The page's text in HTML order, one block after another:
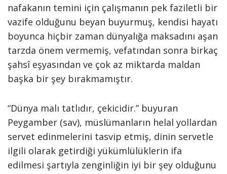
nafakanın temini için çalışmanın pek faziletli bir
vazife olduğunu beyan buyurmuş, kendisi hayatı
boyunca hiçbir zaman dünyalığa maksadını aşan
tarzda önem vermemiş, vefatından sonra birkaç
şahsî eşyasından ve çok az miktarda maldan
başka bir şey bırakmamıştır.
“Dünya malı tatlıdır, çekicidir.” buyuran
Peygamber (sav), müslümanların helal yollardan
servet edinmelerini tasvip etmiş, dinin servetle
ilgili olarak getirdiği yükümlülüklerin ifa
edilmesi şartıyla zenginliğin iyi bir şey olduğunu